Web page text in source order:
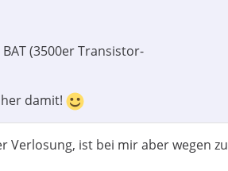
(3500er Transistor-
damit!
Verlosung, ist bei mir aber wegen zu